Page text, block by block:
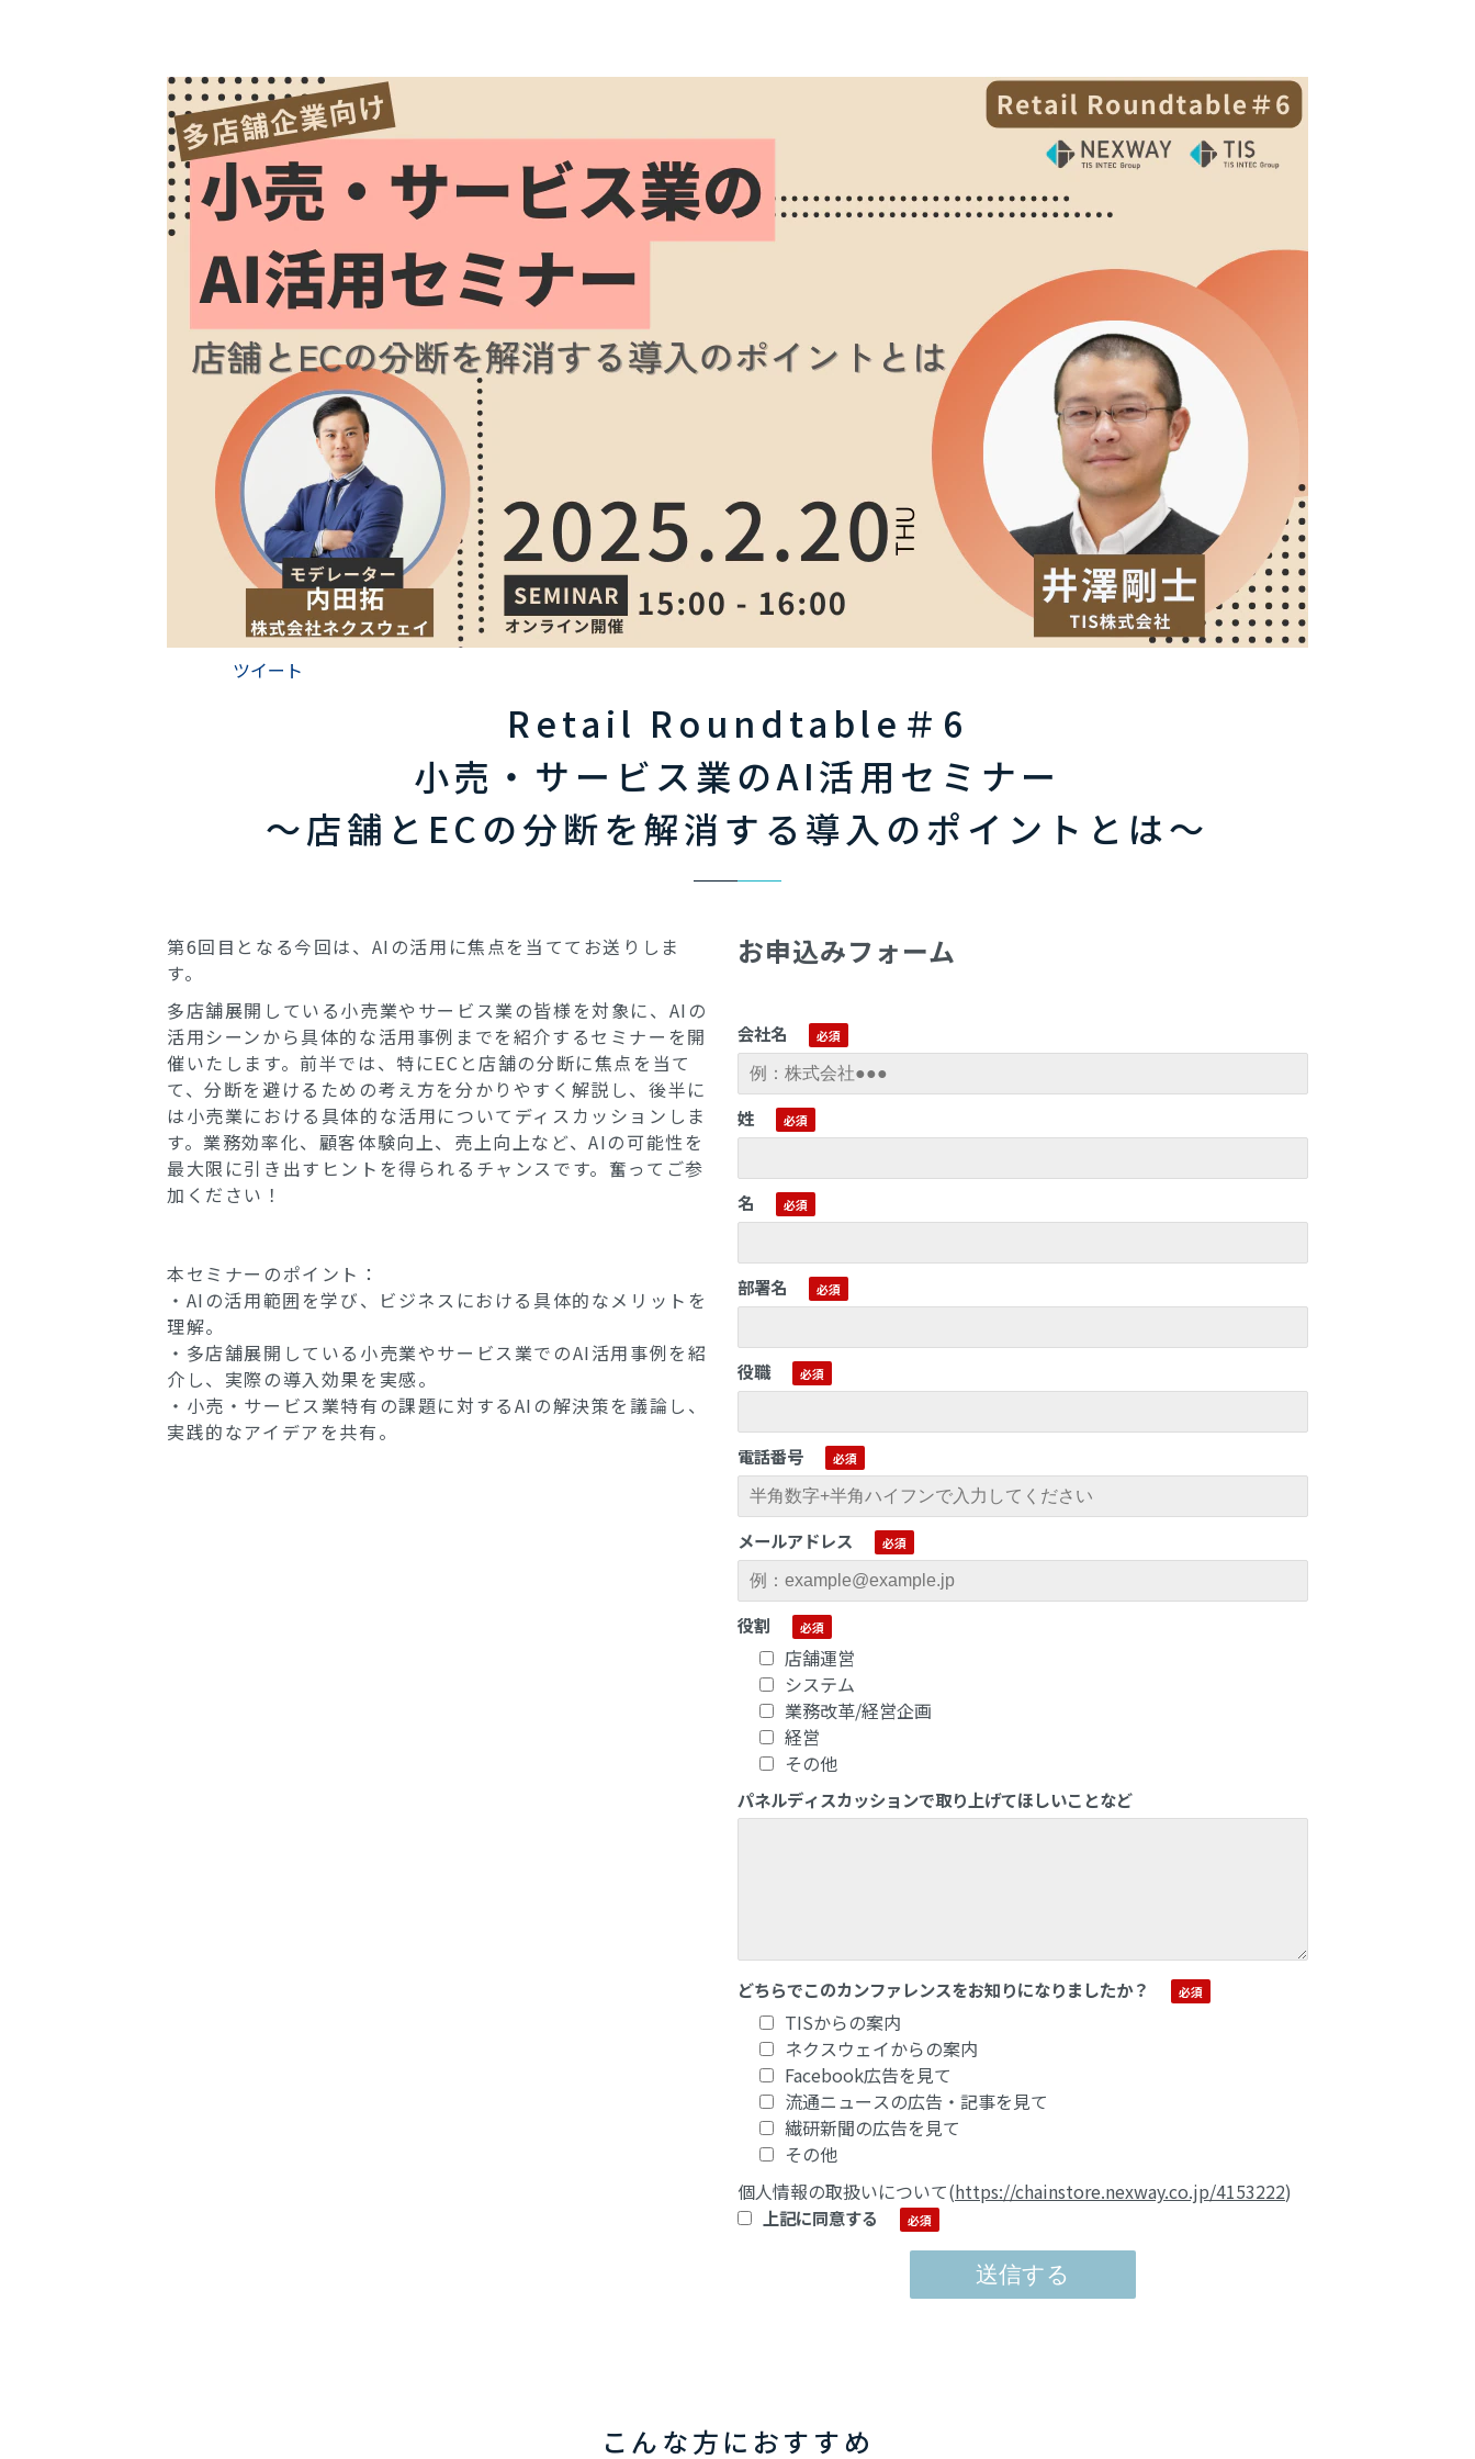
ツイート
Retail Roundtable＃6
小売・サービス業のAI活用セミナー
～店舗とECの分断を解消する導入のポイントとは～
第6回目となる今回は、AIの活用に焦点を当ててお送りしま
す。
多店舗展開している小売業やサービス業の皆様を対象に、AIの
活用シーンから具体的な活用事例までを紹介するセミナーを開
催いたします。前半では、特にECと店舗の分断に焦点を当て
て、分断を避けるための考え方を分かりやすく解説し、後半に
は小売業における具体的な活用についてディスカッションしま
す。業務効率化、顧客体験向上、売上向上など、AIの可能性を
最大限に引き出すヒントを得られるチャンスです。奮ってご参
加ください！
本セミナーのポイント：
・AIの活用範囲を学び、ビジネスにおける具体的なメリットを
理解。
・多店舗展開している小売業やサービス業でのAI活用事例を紹
介し、実際の導入効果を実感。
・小売・サービス業特有の課題に対するAIの解決策を議論し、
実践的なアイデアを共有。
お申込みフォーム
会社名
姓
名
部署名
役職
電話番号
メールアドレス
役割
店舗運営
システム
業務改革/経営企画
経営
その他
パネルディスカッションで取り上げてほしいことなど
どちらでこのカンファレンスをお知りになりましたか？
TISからの案内
ネクスウェイからの案内
Facebook広告を見て
流通ニュースの広告・記事を見て
繊研新聞の広告を見て
その他
個人情報の取扱いについて(https://chainstore.nexway.co.jp/4153222)
上記に同意する
こんな方におすすめ